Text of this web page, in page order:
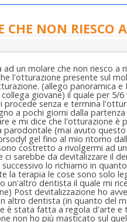
NON RIESCO A
un molare che non riesco a
l'otturazione presente sul
(allego panoramica e
giovane) il quale per 5/
senza e termina
a pochi giorni dalla
e mi dice che l'otturazione è
(mai avuto
gel fino al mio ritorno
costretto a rivolgermi ad
sarebbe da devitalizzare il
lo richiamo in
la terapia le cose sono solo
dentista il quale mi
Post devitalizzazione ho
altro dentista (in quanto del
è stata fatta a regola d'arte
non ho più masticato sul